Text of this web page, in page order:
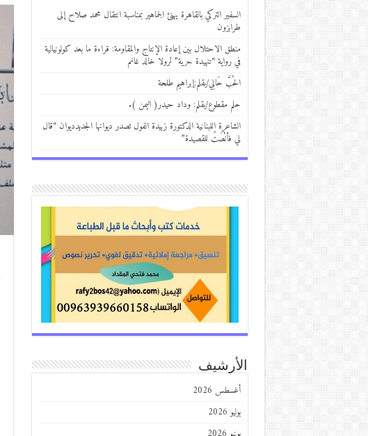
السفير التركي بالقاهرة يهنئ الجماهير بمناسبة انتقال محمد صلاح إلى
طرابزون
منطق الاحتلال بين إعادة الإنتاج والمقاومة: قراءة ما بعد كولونيالية
في رواية “تنهيدة حرية” لرولا خالد غانم
الحُبَّ حَالِي/بقلم:إبراهيم طلحة
حلم مقطوع/بقلم: وداد حيدر( اليمن ).
الشاعرة اللبنانية الدكتورة زبيدة الفول تصدر ديوانها الجديدديوان “قال
لي فأنْصَتُ للقصيدة”
الأرشيف
أغسطس 2026
يوليو 2026